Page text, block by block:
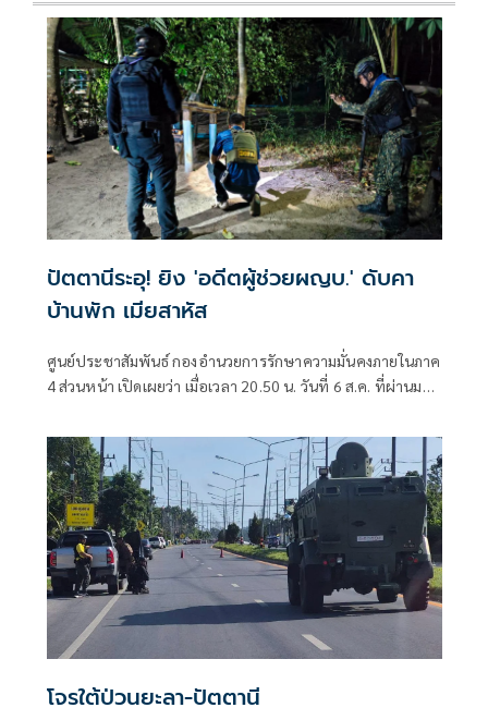
ปัตตานีระอุ! ยิง 'อดีตผู้ช่วยผญบ.' ดับคา
บ้านพัก เมียสาหัส
ศูนย์ประชาสัมพันธ์ กองอำนวยการรักษาความมั่นคงภายในภาค
4 ส่วนหน้า เปิดเผยว่า เมื่อเวลา 20.50 น. วันที่ 6 ส.ค. ที่ผ่านมา
อาแว อดีตผู้ช่วยผู้ใหญ่บ้านหมู่ที่ 5
โจรใต้ป่วนยะลา-ปัตตานี